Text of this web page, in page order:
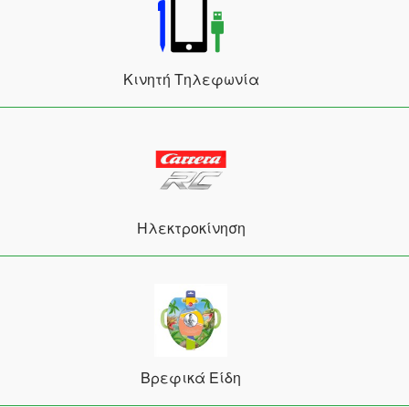
Κινητή Τηλεφωνία
Ηλεκτροκίνηση
Βρεφικά Είδη